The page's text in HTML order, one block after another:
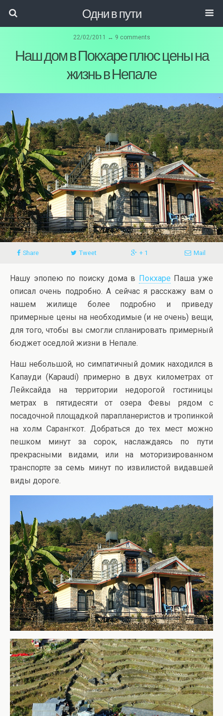
Одни в пути
22/02/2011 ↔ 9 comments
Наш дом в Покхаре плюс цены на
жизнь в Непале
Share Tweet + 1 Mail
Нашу эпопею по поиску дома в Покхаре Паша уже
описал очень подробно. А сейчас я расскажу вам о
нашем жилище более подробно и приведу
примерные цены на необходимые (и не очень) вещи,
для того, чтобы вы смогли спланировать примерный
бюджет оседлой жизни в Непале.
Наш небольшой, но симпатичный домик находился в
Капауди (Kapaudi) примерно в двух километрах от
Лейксайда на территории недорогой гостиницы
метрах в пятидесяти от озера Февы рядом с
посадочной площадкой парапланеристов и тропинкой
на холм Сарангкот. Добраться до тех мест можно
пешком минут за сорок, наслаждаясь по пути
прекрасными видами, или на моторизированном
транспорте за семь минут по извилистой видавшей
виды дороге.